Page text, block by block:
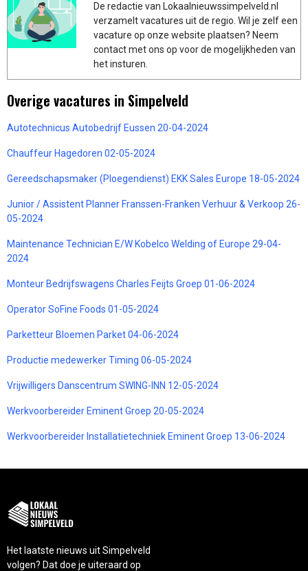
De redactie van Lokaalnieuwssimpelveld.nl
verzamelt vacatures uit de regio. Wil je zelf een
vacature op onze website plaatsen? Neem
contact met ons op voor de mogelijkheden van
het insturen.
Overige vacatures in Simpelveld
Autotechnicus Autobedrijf Eussen 20-04-2024
Chauffeur Hagedoren 02-05-2024
Gereedschapsmaker (Ploegendienst) EKK Sales Europe 18-05-2024
Junior / Assistent Planner Franssen-Franken Verhuur & Verkoop 26-
05-2024
Maintenance Technician E/W Kobelco Welding of Europe 29-04-
2024
Monteur Bedrijfswagens Charles Feijts Groep 01-06-2024
Operator SoFine Foods 01-05-2024
Parketteur Bloemen Parket 04-06-2024
Productie medewerker Timing 06-05-2024
Vrijwilligers Danscentrum SWING-INN 12-05-2024
Werkvoorbereider Eminent Groep 20-05-2024
Werkvoorbereider Installatietechniek Eminent Groep 13-06-2024
Het laatste nieuws uit Simpelveld
volgen? Dat doe je uiteraard op